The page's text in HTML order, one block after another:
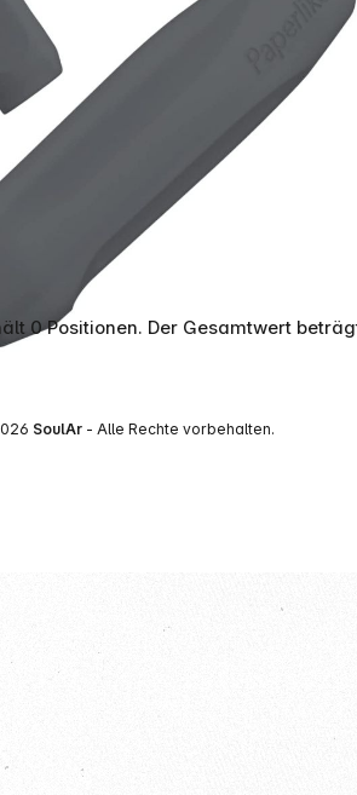
0 Positionen. Der Gesamtwert
SoulAr- Alle Rechte vorbehalten.